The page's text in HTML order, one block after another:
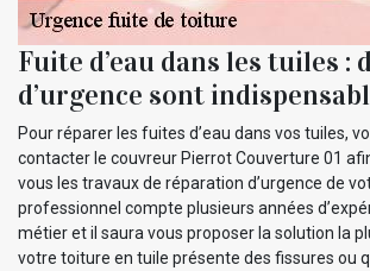
Fuite d’eau dans les tuiles :
d’urgence sont
Pour réparer les fuites d’eau dans vos tuiles,
contacter le couvreur Pierrot Couverture 01
vous les travaux de réparation d’urgence de
professionnel compte plusieurs années
métier et il saura vous proposer la solution la
votre toiture en tuile présente des fissures ou